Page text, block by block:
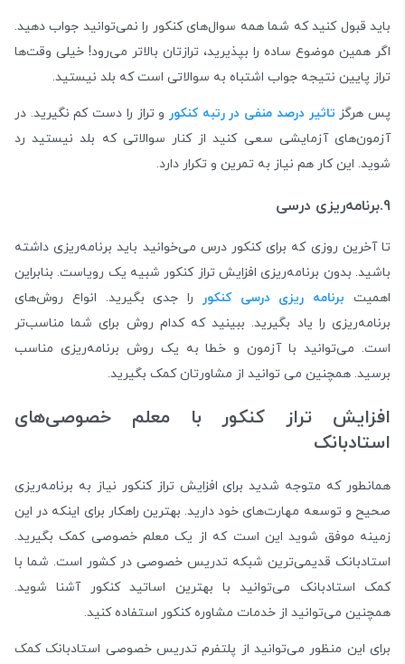
باید قبول کنید که شما همه سوال‌های کنکور را نمی‌توانید جواب دهید.
اگر همین موضوع ساده را بپذیرید، ترازتان بالاتر می‌رود! خیلی وقت‌ها
تراز پایین نتیجه جواب اشتباه به سوالاتی است که بلد نیستید.
پس هرگز تاثیر درصد منفی در رتبه کنکور و تراز را دست کم نگیرید. در
آزمون‌های آزمایشی سعی کنید از کنار سوالاتی که بلد نیستید رد
شوید. این کار هم نیاز به تمرین و تکرار دارد.
9.برنامه‌ریزی درسی
تا آخرین روزی که برای کنکور درس می‌خوانید باید برنامه‌ریزی داشته
باشید. بدون برنامه‌ریزی افزایش تراز کنکور شبیه یک رویاست. بنابراین
اهمیت برنامه ریزی درسی کنکور
را جدی بگیرید. انواع روش‌های
برنامه‌ریزی را یاد بگیرید. ببینید که کدام روش برای شما مناسب‌تر
است. می‌توانید با آزمون و خطا به یک روش برنامه‌ریزی مناسب
برسید. همچنین می توانید از مشاورتان کمک بگیرید.
افزایش تراز کنکور با معلم خصوصی‌های
استادبانک
همانطور که متوجه شدید برای افزایش تراز کنکور نیاز به برنامه‌ریزی
صحیح و توسعه مهارت‌های خود دارید. بهترین راهکار برای اینکه در این
زمینه موفق شوید این است که از یک معلم خصوصی کمک بگیرید.
استادبانک قدیمی‌ترین شبکه‌ تدریس خصوصی در کشور است. شما با
کمک استادبانک می‌توانید با بهترین اساتید کنکور آشنا شوید.
همچنین می‌توانید از خدمات مشاوره کنکور استفاده کنید.
برای این منظور می‌توانید از پلتفرم تدریس خصوصی استادبانک کمک